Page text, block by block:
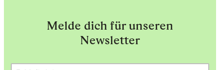
Melde dich für unseren
Newsletter